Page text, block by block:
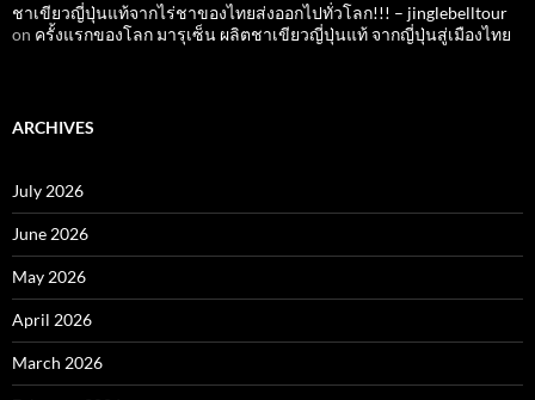
ชาเขียวญี่ปุ่นแท้จากไร่ชาของไทยส่งออกไปทั่วโลก!!! – jinglebelltour
on ครั้งแรกของโลก มารุเซ็น ผลิตชาเขียวญี่ปุ่นแท้ จากญี่ปุ่นสู่เมืองไทย
ARCHIVES
July 2026
June 2026
May 2026
April 2026
March 2026